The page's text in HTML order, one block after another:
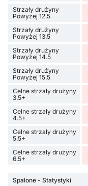
Strzały drużyny
Powyżej 12.5
Strzały drużyny
Powyżej 13.5
Strzały drużyny
Powyżej 14.5
Strzały drużyny
Powyżej 15.5
Celne strzały drużyny
3.5+
Celne strzały drużyny
4.5+
Celne strzały drużyny
5.5+
Celne strzały drużyny
6.5+
Spalone - Statystyki